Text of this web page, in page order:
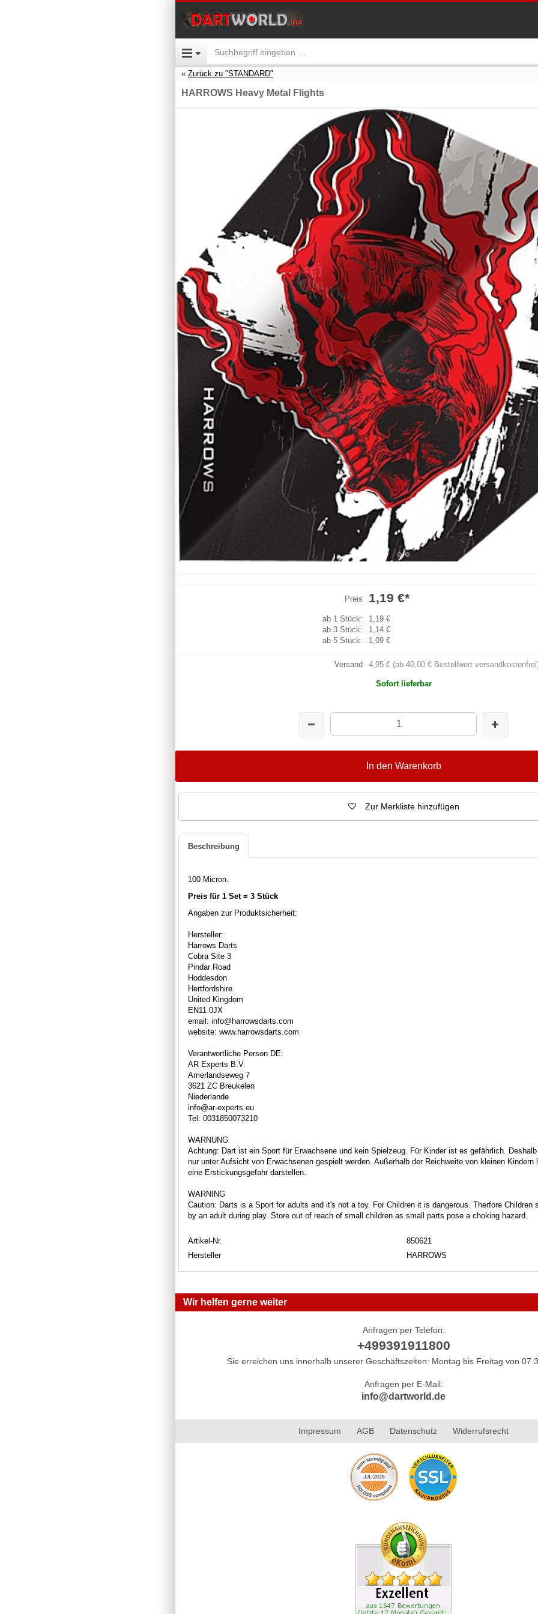
Zurück zu "STANDARD"
HARROWS Heavy Metal Flights
Preis 1,19 €*
ab 1 Stück:
1,19 €
ab 3 Stück:
1,14 €
ab 5 Stück:
1,09 €
Versand 4,95 € (ab 40,00 € Bestellwert
Sofort lieferbar
In den Warenkorb
Zur Merkliste hinzufügen
Beschreibung
100 Micron.
Preis für 1 Set = 3 Stück
Angaben zur Produktsicherheit:
Hersteller:
Harrows Darts
Cobra Site 3
Pindar Road
Hoddesdon
Hertfordshire
United Kingdom
EN11 0JX
email: info@harrowsdarts.com
website: www.harrowsdarts.com
Verantwortliche Person DE:
AR Experts B.V.
Amerlandseweg 7
3621 ZC Breukelen
Niederlande
info@ar-experts.eu
Tel: 0031850073210
WARNUNG
Achtung: Dart ist ein Sport für Erwachsene und kein Spielzeug. Für Kinder ist es gefährlich.
nur unter Aufsicht von Erwachsenen gespielt werden. Außerhalb der Reichweite von kleinen Kindern
eine Erstickungsgefahr darstellen.
WARNING
Caution: Darts is a Sport for adults and it's not a toy. For Children it is dangerous. Therfore Children
by an adult during play. Store out of reach of small children as small parts pose a choking hazard.
Artikel-Nr.
850621
Hersteller
HARROWS
Wir helfen gerne weiter
Anfragen per Telefon:
+499391911800
Sie erreichen uns innerhalb unserer Geschäftszeiten: Montag bis Freitag von
Anfragen per E-Mail:
info@dartworld.de
Impressum AGB Datenschutz Widerrufsrecht